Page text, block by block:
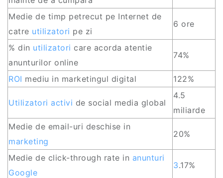
Medie de timp petrecut pe Internet de
catre utilizatori pe zi
6 ore
% din utilizatori care acorda atentie
anunturilor online
74%
ROI mediu in marketingul digital 122%
Utilizatori activi de social media global
4.5
miliarde
Medie de email-uri deschise in
marketing
20%
Medie de click-through rate in anunturi
Google
3.17%